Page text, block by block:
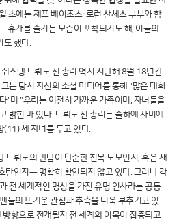
초에는 제프 베이조스·로런 산체스 부부와 함
휴가를 즐기는 모습이 포착되기도 해, 이들의
도 했다.
스탱 트뤼도 전 총리 역시 지난해 8월 18년간
는 당시 자신의 소셜 미디어를 통해 "많은 대화
"며 "우리는 여전히 가까운 가족이며, 자녀들을
밝힌 바 있다. 트뤼도 전 총리는 슬하에 자비에
세 자녀를 두고 있다.
트뤼도의 만남이 단순한 친목 도모인지, 혹은 새
탄인지는 명확히 확인되지 않고 있다. 그러나 각
전 세계적인 명성을 가진 유명 인사라는 공통
들의 뜨거운 관심과 추측을 더욱 부추기고 있
향으로 전개될지 전 세계의 이목이 집중되고